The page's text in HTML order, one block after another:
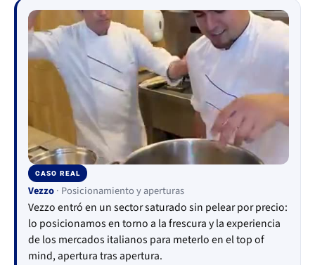
▶
CASO REAL
Vezzo· Posicionamiento y aperturas
Vezzo entró en un sector saturado sin pelear por precio:
lo posicionamos en torno a la frescura y la experiencia
de los mercados italianos para meterlo en el top of
mind, apertura tras apertura.